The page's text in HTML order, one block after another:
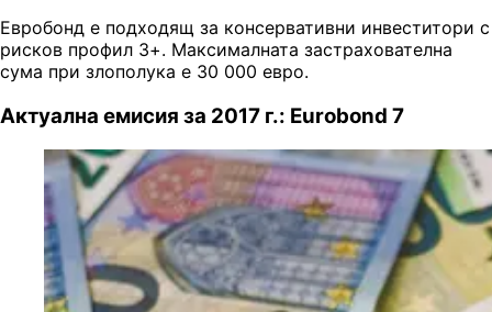
Евробонд е подходящ за консервативни инвеститори с
рисков профил 3+. Максималната застрахователна
сума при злополука е 30 000 евро.
Актуална емисия за 2017 г.: Eurobond 7